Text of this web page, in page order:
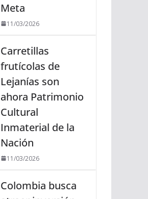
Meta
11/03/2026
Carretillas
frutícolas de
Lejanías son
ahora Patrimonio
Cultural
Inmaterial de la
Nación
11/03/2026
Colombia busca